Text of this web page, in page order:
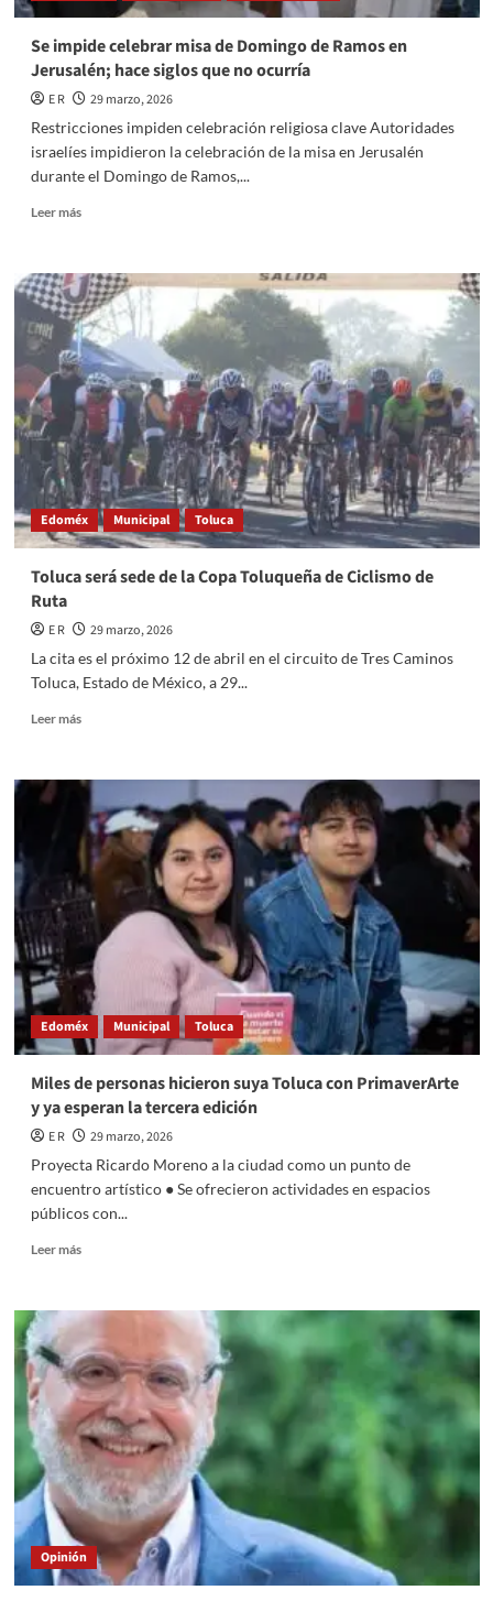
Se impide celebrar misa de Domingo de Ramos en
Jerusalén; hace siglos que no ocurría
E R
29 marzo, 2026
Restricciones impiden celebración religiosa clave Autoridades
israelíes impidieron la celebración de la misa en Jerusalén
durante el Domingo de Ramos,...
Leer másRead
Se
impide
celebrar
misa
de
Domingo
de
Ramos
en
Jerusalén;
hace
siglos
que
no
Edoméx Municipal Toluca
Toluca será sede de la Copa Toluqueña de Ciclismo de
Ruta
E R
29 marzo, 2026
La cita es el próximo 12 de abril en el circuito de Tres Caminos
Toluca, Estado de México, a 29...
Leer másRead
Toluca
sede
de
la
Copa
Toluqueña
de
Ciclismo
de
Ruta
Edoméx Municipal Toluca
Miles de personas hicieron suya Toluca con PrimaverArte
y ya esperan la tercera edición
E R
29 marzo, 2026
Proyecta Ricardo Moreno a la ciudad como un punto de
encuentro artístico ● Se ofrecieron actividades en espacios
públicos con...
Leer másRead
Miles
personas
hicieron
suya
Toluca
con
PrimaverArte
y
ya
esperan
la
tercera
edición
Opinión